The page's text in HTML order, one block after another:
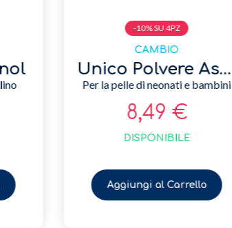
Unico Baby Fluid 250 ml
Idratante liquido, emolliente e lenitivo
Aggiungi al Carrello
Ideale